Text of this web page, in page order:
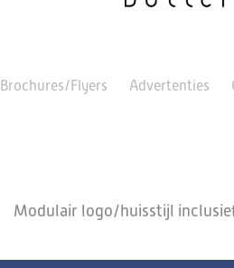
Brochures/Flyers Advertenties
Modulair logo/huisstijl